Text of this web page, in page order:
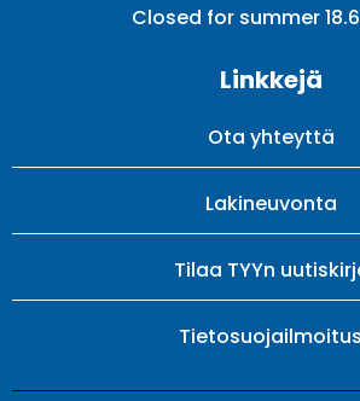
Closed for summer
Linkkejä
Ota yhteyttä
Lakineuvonta
Tilaa TYYn
Tietosuojailmoitus